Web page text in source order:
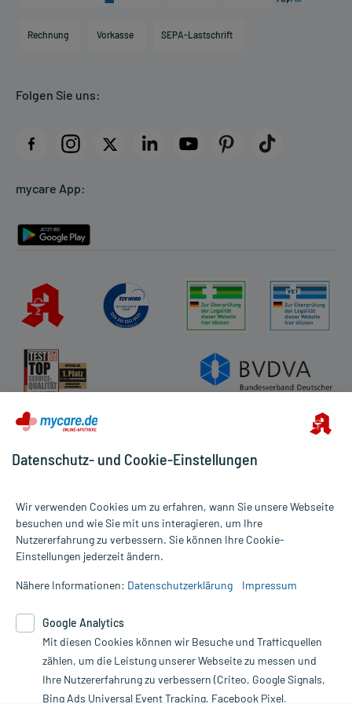
Direktabrechnung PKV
AGB
Datenschutz
Rückgabe/Widerruf
Rechnung Vorkasse SEPA-Lastschrift
Folgen Sie uns:
mycare App:
Alle Preise gelten inkl. MwSt., ggf. zzgl. Versandkosten
Informationen auf dieser Website werden ausschließlich für
die Untersuchung und Behandlung durch einen Arzt. Bitte
Therapien eingeleitet werden können. | Diese Webseite benutzt
Google Analytics. Lesen Sie bitte dazu die wichtigen Hinweise in
unserer Datenschutzerklärung. Für den Widerruf einer Bestellung
nutzen Sie das Formular:
Datenschutz- und Cookie-Einstellungen
Wir verwenden Cookies um zu erfahren, wann Sie unsere Webseite
besuchen und wie Sie mit uns interagieren, um Ihre
Nutzererfahrung zu verbessern. Sie können Ihre Cookie-
Einstellungen jederzeit ändern.
Nähere Informationen: Datenschutzerklärung Impressum
Google Analytics
Mit diesen Cookies können wir Besuche und Trafficquellen
zählen, um die Leistung unserer Webseite zu messen und
Ihre Nutzererfahrung zu verbessern (Criteo, Google Signals,
Bing Ads Universal Event Tracking, Facebook Pixel,